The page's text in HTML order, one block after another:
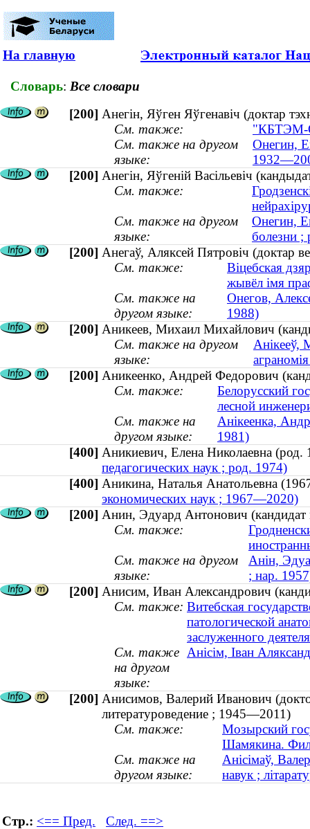
На главную
Словарь: Все словари
[200] Анегін, Яўген Яўгенавіч (доктар
См. также:
"КБТЭМ-
См. также на другом
языке:
Онегин,
[200] Анегін, Яўгеній Васільевіч
См. также:
См. также на другом
языке:
Онегин,
болезни ;
[200] Анегаў, Аляксей Пятровіч (доктар
См. также:
Віцебская
жывёл імя
См. также на
другом языке:
Онегов,
1988)
[200] Аникеев, Михаил Михайлович
См. также на другом
языке:
Анікееў,
[200] Аникеенко, Андрей Федорович
См. также:
Белорусский
лесной
См. также на
другом языке:
Анікеенка,
1981)
[400] Аникиевич, Елена Николаевна
педагогических наук ; род. 1974)
[400] Аникина, Наталья Анатольевна
экономических наук ; 1967—2020)
[200] Анин, Эдуард Антонович (кандидат
См. также:
См. также на другом
языке:
Анін,
; нар.
[200] Анисим, Иван Александрович
См. также: Витебская
патологической
заслуженного
См. также
на другом
языке:
Анісім, Іван
[200] Анисимов, Валерий Иванович
литературоведение ; 1945—2011)
См. также:
Мозырский
Шамякина.
См. также на
другом языке:
Анісімаў,
навук ;
Стр.: <== Пред. След. ==>